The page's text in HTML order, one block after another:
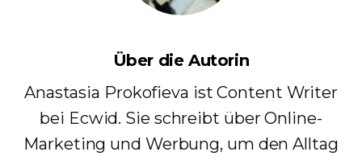
Über die Autorin
Anastasia Prokofieva ist Content Writer
bei Ecwid. Sie schreibt über Online-
Marketing und Werbung, um den Alltag